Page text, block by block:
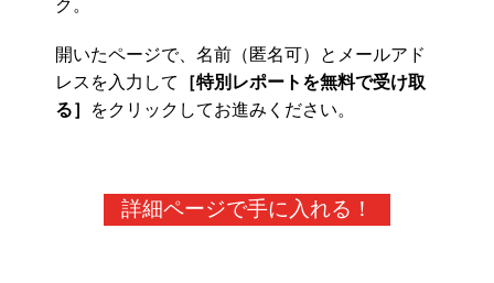
ク。
開いたページで、名前（匿名可）とメールアド
レスを入力して
［特別レポートを無料で受け取
る］
をクリックしてお進みください。
詳細ページで手に入れる！